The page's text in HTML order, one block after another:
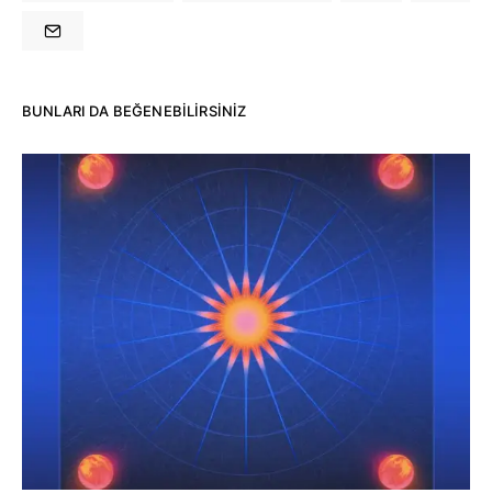
BUNLARI DA BEĞENEBILIRSINIZ